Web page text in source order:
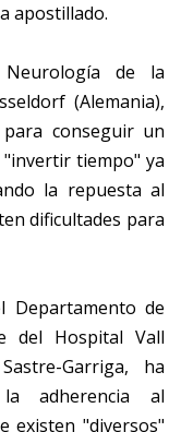
apostillado.
de la
(Alemania),
conseguir un
tiempo" ya
la repuesta al
dificultades para
Departamento de
del Hospital Vall
Garriga, ha
adherencia al
existen "diversos"